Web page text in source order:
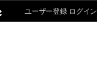
ユーザー登録 ログイン